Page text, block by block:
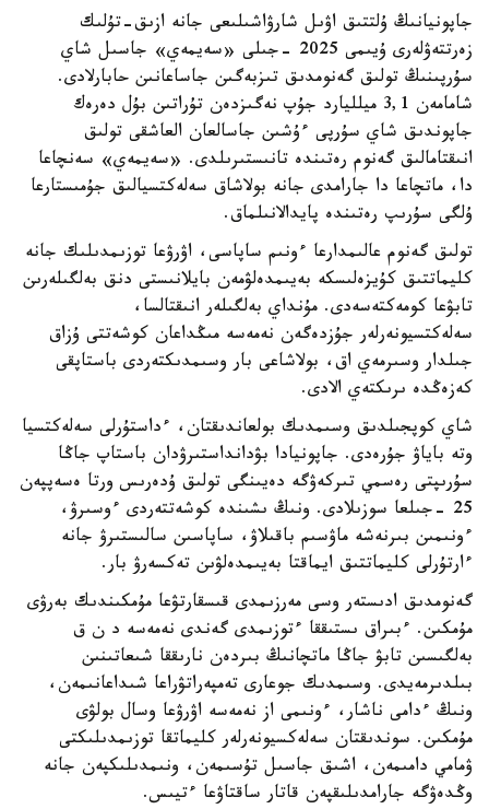
جاپونيانىڭ ۇلتتىق اۋىل شارۋاشىلىعى جانە ازىق-تۇلىك
زەرتتەۋلەرى ۇيىمى 2025 -جىلى «سەيمەي» جاسىل شاي
سۇرپىنىڭ تولىق گەنومدىق تىزبەگىن جاساعانىن حابارلادى.
شامامەن 3,1 ميلليارد جۇپ نەگىزدەن تۇراتىن بۇل دەرەك
جاپوندىق شاي سۇرپى ءۇشىن جاسالعان العاشقى تولىق
انىقتامالىق گەنوم رەتىندە تانىستىرىلدى. «سەيمەي» سەنچاعا
دا، ماتچاعا دا جارامدى جانە بولاشاق سەلەكتسيالىق جۇمىستارعا
ۇلگى سۇرىپ رەتىندە پايدالانىلماق.
تولىق گەنوم عالىمدارعا ءونىم ساپاسى، اۋرۋعا توزىمدىلىك جانە
كليماتتىق كۇيزەلىسكە بەيىمدەلۋمەن بايلانىستى دنق بەلگىلەرىن
تابۋعا كومەكتەسەدى. مۇنداي بەلگىلەر انىقتالسا،
سەلەكتسيونەرلەر جۇزدەگەن نەمەسە مىڭداعان كوشەتتى ۇزاق
جىلدار وسىرمەي اق، بولاشاعى بار وسىمدىكتەردى باستاپقى
كەزەڭدە ىرىكتەي الادى.
شاي كوپجىلدىق وسىمدىك بولعاندىقتان، ءداستۇرلى سەلەكتسيا
وتە باياۋ جۇرەدى. جاپونيادا بۋدانداستىرۋدان باستاپ جاڭا
سۇرىپتى رەسمي تىركەۋگە دەيىنگى تولىق ۇدەرىس ورتا ەسەپپەن
25 -جىلعا سوزىلادى. ونىڭ ىشىندە كوشەتتەردى ءوسىرۋ،
ءونىمىن بىرنەشە ماۋسىم باقىلاۋ، ساپاسىن سالىستىرۋ جانە
ءارتۇرلى كليماتتىق ايماقتا بەيىمدەلۋىن تەكسەرۋ بار.
گەنومدىق ادىستەر وسى مەرزىمدى قىسقارتۋعا مۇمكىندىك بەرۋى
مۇمكىن. ءبىراق ىستىققا ءتوزىمدى گەندى نەمەسە د ن ق
بەلگىسىن تابۋ جاڭا ماتچانىڭ بىردەن نارىققا شىعاتىنىن
بىلدىرمەيدى. وسىمدىك جوعارى تەمپەراتۋراعا شىداعانىمەن،
ونىڭ ءدامى ناشار، ءونىمى از نەمەسە اۋرۋعا وسال بولۋى
مۇمكىن. سوندىقتان سەلەكسيونەرلەر كليماتقا توزىمدىلىكتى
ۋمامي دامىمەن، اشىق جاسىل تۇسىمەن، ونىمدىلىكپەن جانە
وڭدەۋگە جارامدىلىقپەن قاتار ساقتاۋعا ءتيىس.